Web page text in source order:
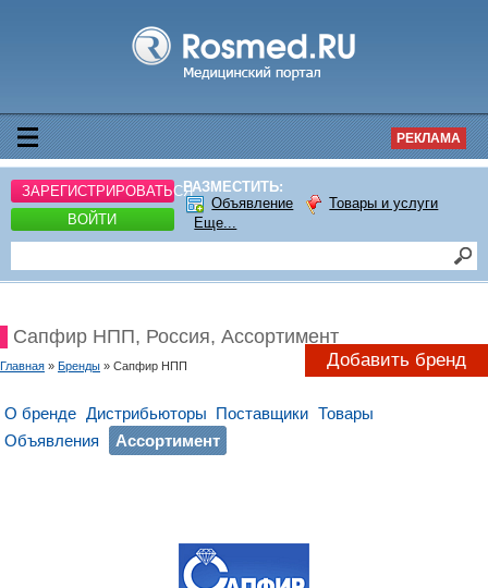
РЕКЛАМА
ЗАРЕГИСТРИРОВАТЬСЯ
ВОЙТИ
РАЗМЕСТИТЬ:
Объявление
Товары и услуги
Еще...
Сапфир НПП, Россия, Ассортимент
Главная » Бренды » Сапфир НПП Добавить бренд
О бренде Дистрибьюторы Поставщики Товары
Объявления
Ассортимент